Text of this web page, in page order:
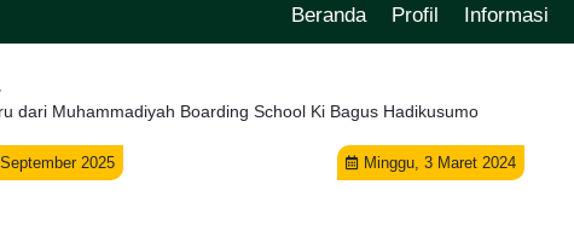
Beranda Profil Informasi
dari Muhammadiyah Boarding School Ki Bagus Hadikusumo
2025 Minggu, 3 Maret 2024